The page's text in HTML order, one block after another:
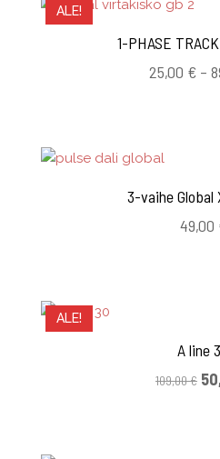
ALE!
1-PHASE
25,00 € –
3-vaihe Global
49,00
ALE!
A line
109,00€